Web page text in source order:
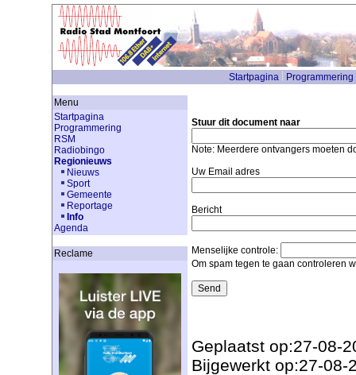
Startpagina Programmering
Menu
Startpagina
Programmering
RSM
Radiobingo
Regionieuws
Nieuws
Sport
Gemeente
Reportage
Info
Agenda
Reclame
Stuur dit document naar
Note: Meerdere ontvangers moeten
Uw Email adres
Bericht
Menselijke controle:
Om spam tegen te gaan controleren
Geplaatst op:27-08-
Bijgewerkt op:27-08-